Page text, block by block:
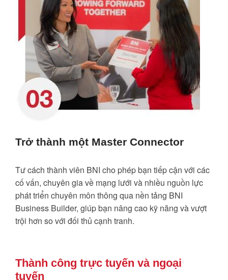
Trở thành một Master Connector
Tư cách thành viên BNI cho phép bạn tiếp cận với các
cố vấn, chuyên gia về mạng lưới và nhiều nguồn lực
phát triển chuyên môn thông qua nền tảng BNI
Business Builder, giúp bạn nâng cao kỹ năng và vượt
trội hơn so với đối thủ cạnh tranh.
Thành công trực tuyến và ngoại
tuyến